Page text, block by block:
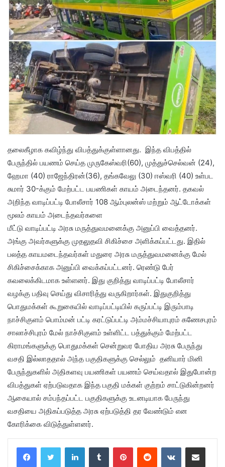
தலைகீழாக கவிழ்ந்து விபத்துக்குள்ளானது. இந்த விபத்தில்
பேருந்தில் பயணம் செய்த முருகேஸ்வரி(60), முத்துச்செல்வன் (24),
ஹேமா (40) ராஜேந்திரன்(36), தங்கவேலு (30) ஈஸ்வரி (40) உள்பட
சுமார் 30-க்கும் மேற்பட்ட பயணிகள் காயம் அடைந்தனர். தகவல்
அறிந்த வாடிப்பட்டி போலீசார் 108 ஆம்புலன்ஸ் மற்றும் ஆட்டோக்கள்
மூலம் காயம் அடைந்தவர்களை
மீட்டு வாடிப்பட்டி அரசு மருத்துவமனைக்கு அனுப்பி வைத்தனர்.
அங்கு அவர்களுக்கு முதலுதவி சிகிச்சை அளிக்கப்பட்டது. இதில்
பலத்த காயமடைந்தவர்கள் மதுரை அரசு மருத்துவமனைக்கு மேல்
சிகிச்சைக்காக அனுப்பி வைக்கப்பட்டனர். ரெண்டு பேர்
கவலைக்கிடமாக உள்ளனர். இது குறித்து வாடிப்பட்டி போலீசார்
வழக்கு பதிவு செய்து விசாரித்து வருகிறார்கள். இதுகுறித்து
பொதுமக்கள் கூறுகையில் வாடிப்பட்டியில் கருப்பட்டி இரும்பாடி
நாச்சிகுளம் பொம்மன் பட்டி கரட்டுப்பட்டி அம்மச்சியாபுரம் கணேசபுரம்
சாலாச்சிபுரம் மேல் நாச்சிகுளம் உள்ளிட்ட பத்துக்கும் மேற்பட்ட
கிராமங்களுக்கு பொதுமக்கள் சென்றுவர போதிய அரசு பேருந்து
வசதி இல்லாததால் அந்த பகுதிகளுக்கு செல்லும் தனியார் மினி
பேருந்துகளில் அதிகளவு பயணிகள் பயணம் செய்வதால் இதுபோன்ற
விபத்துகள் ஏற்படுவதாக இந்த பகுதி மக்கள் குற்றம் சாட்டுகின்றனர்
ஆகையால் சம்பந்தப்பட்ட பகுதிகளுக்கு உடனடியாக பேருந்து
வசதியை அதிகப்படுத்த அரசு ஏற்படுத்தி தர வேண்டும் என
கோரிக்கை விடுத்துள்ளனர்.
LinkedInTumblr PinterestReddit VKontakteShare via Email